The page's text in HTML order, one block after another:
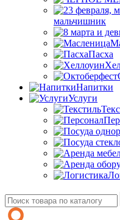
мальчишник
Пасха
Напитки
Услуги